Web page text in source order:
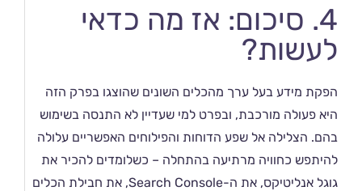
4. סיכום: אז מה כדאי
לעשות?
הפקת מידע בעל ערך מהכלים השונים שהוצגו בפרק הזה
היא פעולה מורכבת, ובפרט למי שעדיין לא התנסה בשימוש
בהם. הצלילה אל שפע הדוחות והפילוחים האפשריים עלולה
להיתפש כחוויה מרתיעה בהתחלה – כשלומדים להכיר את
גוגל אנליטיקס, את ה-Search Console, את חבילת הכלים